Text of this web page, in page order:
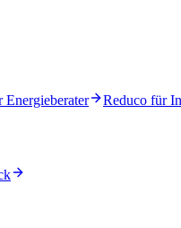
Energieberater Reduco für